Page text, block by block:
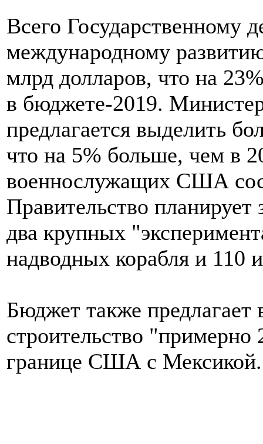
Всего Государственному
международному
млрд долларов, что на
в бюджете-2019.
предлагается выделить
что на 5% больше, чем в
военнослужащих США
Правительство
два крупных
надводных корабля и 110
Бюджет также
строительство
границе США с Мексикой.